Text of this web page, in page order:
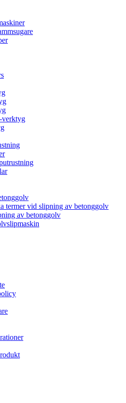
verktyg
termer vid slipning av betonggolv
av betonggolv